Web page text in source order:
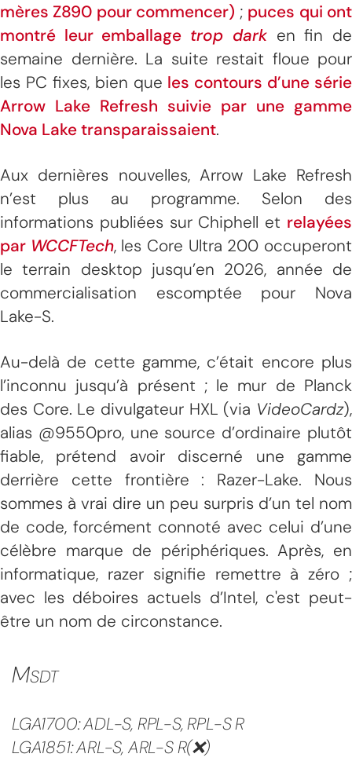
mères Z890 pour commencer) ; puces qui ont
montré leur emballage trop darken fin de
semaine dernière. La suite restait floue pour
les PC fixes, bien que les contours d’une série
Arrow Lake Refresh suivie par une gamme
Nova Lake transparaissaient.
Aux dernières nouvelles, Arrow Lake Refresh
n’est plus au programme. Selon des
informations publiées sur Chiphell et relayées
par WCCFTech, les Core Ultra 200 occuperont
le terrain desktop jusqu’en 2026, année de
commercialisation escomptée pour Nova
Lake-S.
Au-delà de cette gamme, c’était encore plus
l’inconnu jusqu’à présent ; le mur de Planck
des Core. Le divulgateur HXL (via VideoCardz),
alias @9550pro, une source d’ordinaire plutôt
fiable, prétend avoir discerné une gamme
derrière cette frontière : Razer-Lake. Nous
sommes à vrai dire un peu surpris d’un tel nom
de code, forcément connoté avec celui d’une
célèbre marque de périphériques. Après, en
informatique, razer signifie remettre à zéro ;
avec les déboires actuels d’Intel, c'est peut-
être un nom de circonstance.
MSDT
LGA1700: ADL-S, RPL-S, RPL-S R
LGA1851: ARL-S, ARL-S R(❌)